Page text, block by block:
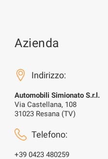
Azienda
Indirizzo:
Automobili Simionato S.r.l.
Via Castellana, 108
31023 Resana (TV)
Telefono:
+39 0423 480259